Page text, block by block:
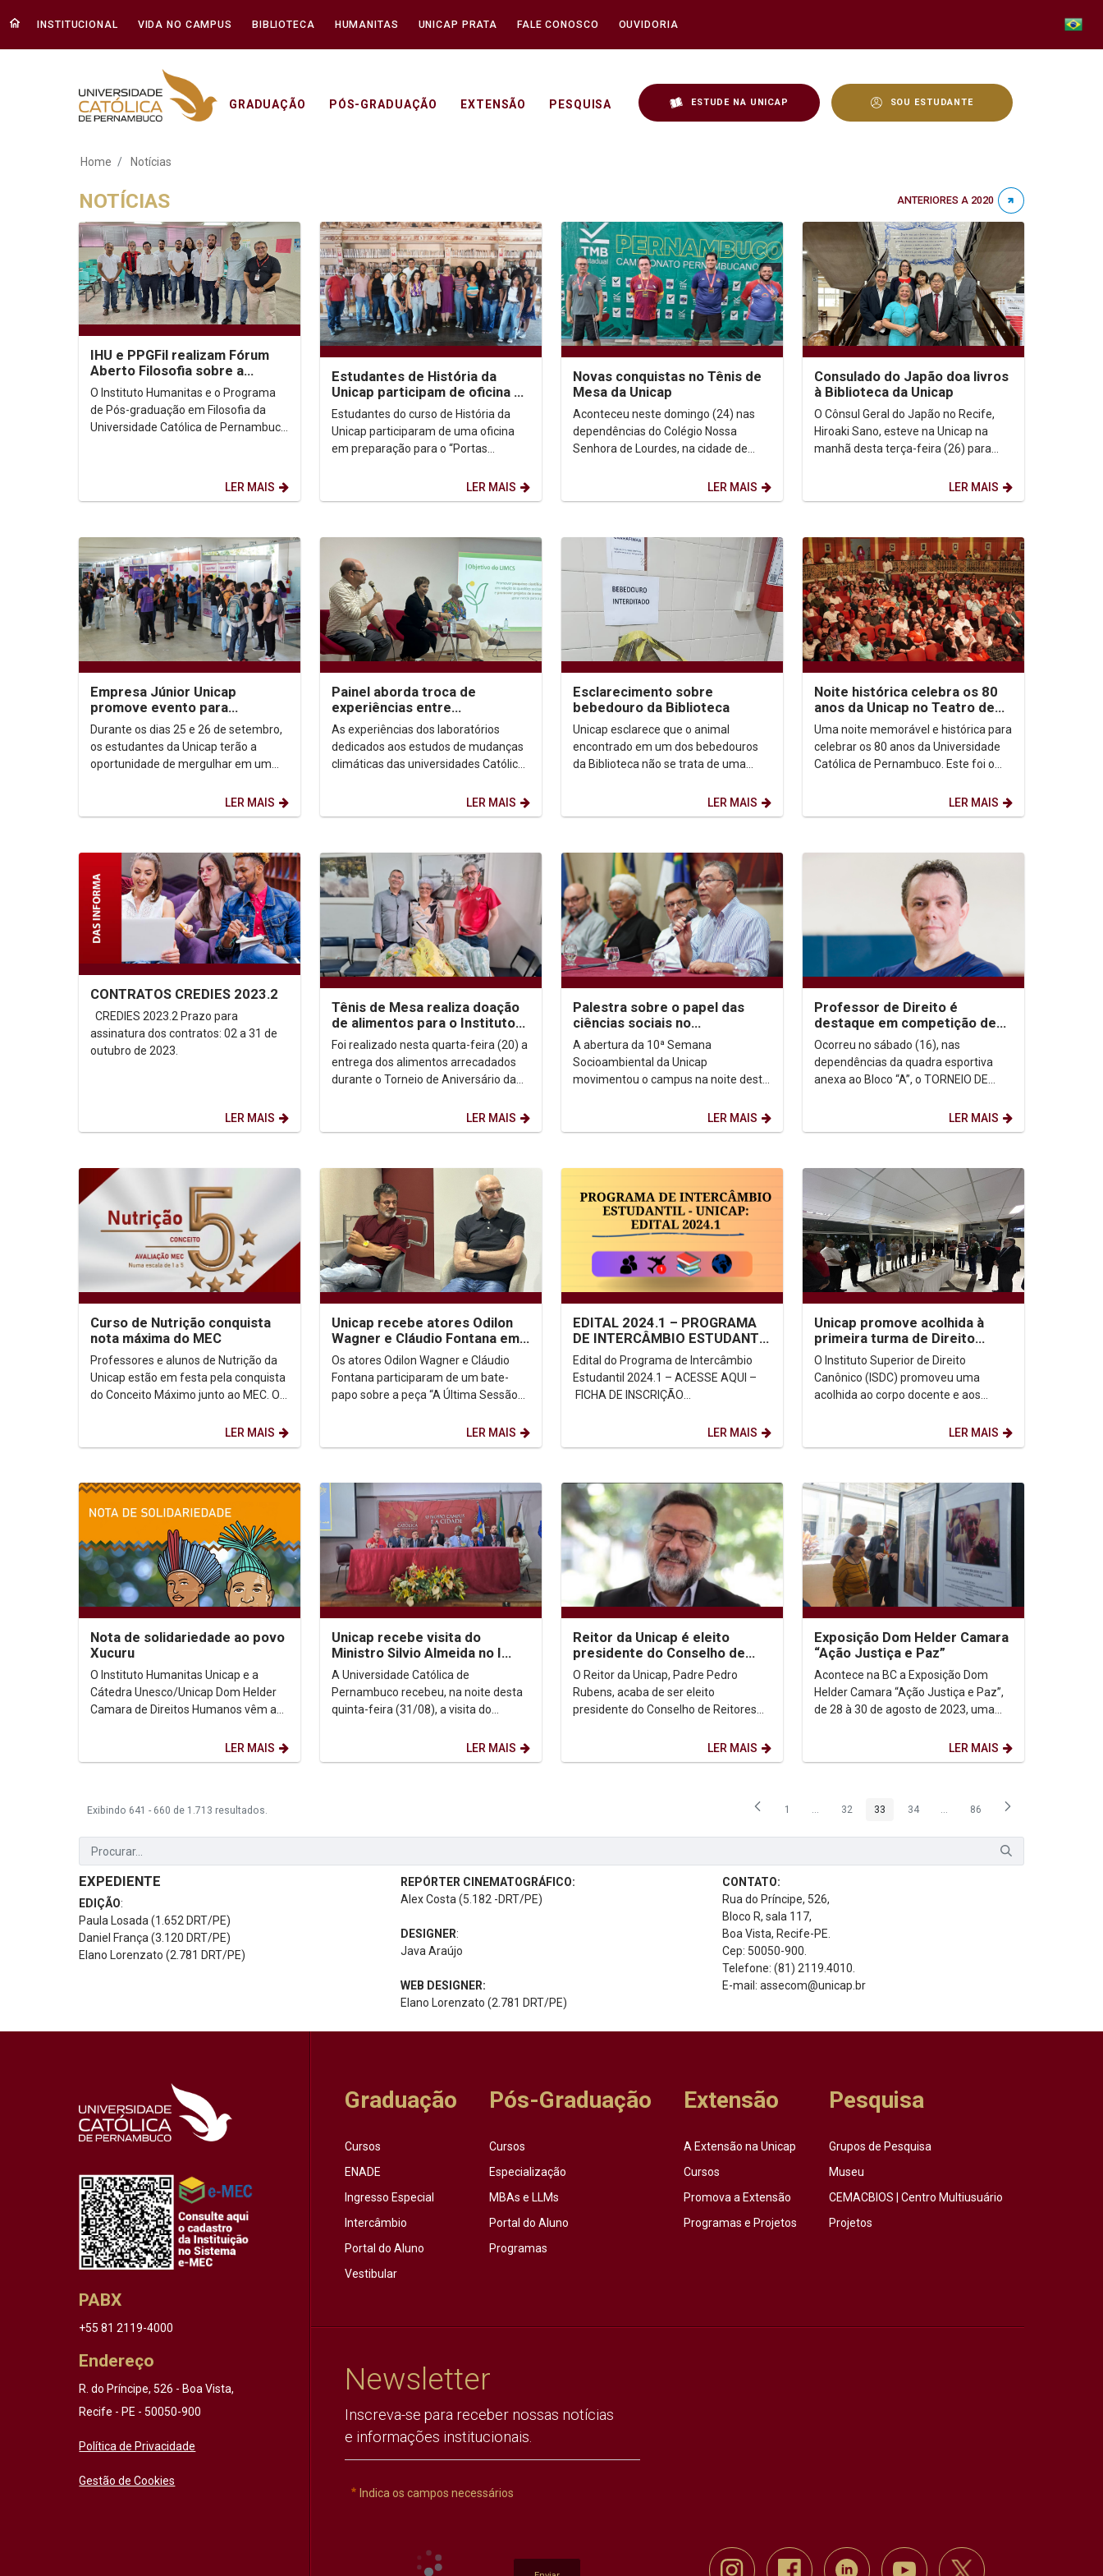
INSTITUCIONAL VIDA NO CAMPUS BIBLIOTECA HUMANITAS UNICAP PRATA FALE CONOSCO OUVIDORIA
GRADUAÇÃO PÓS-GRADUAÇÃO EXTENSÃO PESQUISA ESTUDE NA UNICAP SOU ESTUDANTE
Notícias - Unicap
Home Notícias
NOTÍCIAS ANTERIORES A 2020
IHU e PPGFil realizam Fórum
Aberto Filosofia sobre a
Revisão da Lógica
O Instituto Humanitas e o Programa
de Pós-graduação em Filosofia da
Universidade Católica de Pernambuco
LER MAIS
Estudantes de História da
Unicap participam de oficina no
Convento de São Francisco em
Olinda
Estudantes do curso de História da
Unicap participaram de uma oficina
em preparação para o “Portas
LER MAIS
Novas conquistas no Tênis de
Mesa da Unicap
Aconteceu neste domingo (24) nas
dependências do Colégio Nossa
Senhora de Lourdes, na cidade de
estadual, promovido pela...LER MAIS
Consulado do Japão doa livros
à Biblioteca da Unicap
O Cônsul Geral do Japão no Recife,
Hiroaki Sano, esteve na Unicap na
manhã desta terça-feira (26) para
LER MAIS
Empresa Júnior Unicap
promove evento para
estimular o
empreendedorismo e conexão
com o Mercado de...
Durante os dias 25 e 26 de setembro,
os estudantes da Unicap terão a
oportunidade de mergulhar em um
LER MAIS
Painel aborda troca de
experiências entre
laboratórios de mudanças
climáticas
As experiências dos laboratórios
dedicados aos estudos de mudanças
climáticas das universidades Católica
LER MAIS
Esclarecimento sobre
bebedouro da Biblioteca
Unicap esclarece que o animal
encontrado em um dos bebedouros
da Biblioteca não se trata de uma
(especialista em répteis e...LER MAIS
Noite histórica celebra os 80
anos da Unicap no Teatro de
Santa Isabel
Uma noite memorável e histórica para
celebrar os 80 anos da Universidade
Católica de Pernambuco. Este foi o
LER MAIS
CONTRATOS CREDIES 2023.2
CREDIES 2023.2 Prazo para
assinatura dos contratos: 02 a 31 de
LER MAIS
Tênis de Mesa realiza doação
de alimentos para o Instituto
Humanitas Unicap
Foi realizado nesta quarta-feira (20) a
entrega dos alimentos arrecadados
durante o Torneio de Aniversário da
LER MAIS
Palestra sobre o papel das
ciências sociais no
enfrentamento às mudanças
climáticas abre a 10ª...
A abertura da 10ª Semana
Socioambiental da Unicap
movimentou o campus na noite desta
recebido no auditório G1 ao som do...
LER MAIS
Professor de Direito é
destaque em competição de
Tênis de Mesa
Ocorreu no sábado (16), nas
dependências da quadra esportiva
anexa ao Bloco “A”, o TORNEIO DE
TÊNIS DE MESA. O evento contou...
LER MAIS
Curso de Nutrição conquista
nota máxima do MEC
Professores e alunos de Nutrição da
Unicap estão em festa pela conquista
do Conceito Máximo junto ao MEC. O
LER MAIS
Unicap recebe atores Odilon
Wagner e Cláudio Fontana em
bate-papo sobre peça
Os atores Odilon Wagner e Cláudio
Fontana participaram de um bate-
papo sobre a peça “A Última Sessão
LER MAIS
EDITAL 2024.1 – PROGRAMA
DE INTERCÂMBIO ESTUDANTIL
UNICAP
Edital do Programa de Intercâmbio
Estudantil 2024.1 – ACESSE AQUI –
FICHA DE INSCRIÇÃO
LER MAIS
Unicap promove acolhida à
primeira turma de Direito
Canônico
O Instituto Superior de Direito
Canônico (ISDC) promoveu uma
acolhida ao corpo docente e aos
Mestrado em Direito Canônico. O...
LER MAIS
Nota de solidariedade ao povo
Xucuru
O Instituto Humanitas Unicap e a
Cátedra Unesco/Unicap Dom Helder
Camara de Direitos Humanos vêm a
LER MAIS
Unicap recebe visita do
Ministro Silvio Almeida no I
Seminário Nacional Josué de
Castro e o...
A Universidade Católica de
Pernambuco recebeu, na noite desta
quinta-feira (31/08), a visita do
LER MAIS
Reitor da Unicap é eleito
presidente do Conselho de
Reitores das Universidades
Brasileiras
O Reitor da Unicap, Padre Pedro
Rubens, acaba de ser eleito
presidente do Conselho de Reitores
LER MAIS
Exposição Dom Helder Camara
“Ação Justiça e Paz”
Acontece na BC a Exposição Dom
Helder Camara “Ação Justiça e Paz”,
de 28 à 30 de agosto de 2023, uma
LER MAIS
Exibindo 641 - 660 de 1.713 resultados. Página
1 ...Páginas intermediárias Usar ABA para navegar.
Página
32 Página
33 Página
34 ...Páginas intermediárias Usar ABA
Página
86
EXPEDIENTE
EDIÇÃO:
Paula Losada (1.652 DRT/PE)
Daniel França (3.120 DRT/PE)
Elano Lorenzato (2.781 DRT/PE)
REPÓRTER CINEMATOGRÁFICO:
Alex Costa (5.182 -DRT/PE)
DESIGNER:
Java Araújo
WEB DESIGNER:
Elano Lorenzato (2.781 DRT/PE)
CONTATO:
Rua do Príncipe, 526,
Bloco R, sala 117,
Boa Vista, Recife-PE.
Cep: 50050-900.
Telefone: (81) 2119.4010.
E-mail: assecom@unicap.br
PABX
+55 81 2119-4000
Endereço
R. do Príncipe, 526 - Boa Vista,
Recife - PE - 50050-900
Política de Privacidade
Gestão de Cookies
Graduação
Cursos
ENADE
Ingresso Especial
Intercâmbio
Portal do Aluno
Vestibular
Pós-Graduação
Cursos
Especialização
MBAs e LLMs
Portal do Aluno
Programas
Extensão
A Extensão na Unicap
Cursos
Promova a Extensão
Programas e Projetos
Pesquisa
Grupos de Pesquisa
Museu
CEMACBIOS | Centro Multiusuário
Projetos
Newsletter
Inscreva-se para receber nossas notícias
e informações institucionais.
Indica os campos necessários